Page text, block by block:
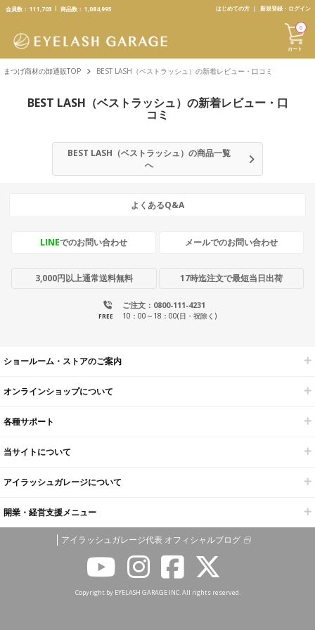
text.skipToContent
text.skipToNavigation
会員数： 111,703 商品数： 1,084,995 はじめての方 新規登録・ログイン
カート
0
まつげ商材の卸通販TOP BEST LASH（ベストラッシュ）の新着レビュー・口コミ
BEST LASH（ベストラッシュ）の新着レビュー・口
コミ
BEST LASH（ベストラッシュ）の商品一覧
へ
よくあるQ&A
LINEでのお問い合わせ メールでのお問い合わせ
3,000円以上通常送料無料 17時迄注文で最短当日出荷
ご注文：0800-111-4231
FREE 10：00～18：00(日・祝除く)
ショールーム・ストアのご案内
オンラインショップについて
各種サポート
当サイトについて
アイラッシュガレージについて
開業・経営支援メニュー
アイラッシュガレージ代表 オフィシャルブログ
Copyright by EYELASH GARAGE INC. All rights reserved.